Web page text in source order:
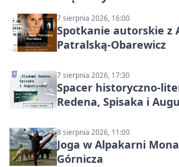
7 sierpnia 2026, 16:00
Spotkanie autorskie z
Patralską-Obarewicz
7 sierpnia 2026, 17:30
Spacer historyczno-
Redena, Spisaka i
8 sierpnia 2026, 11:00
Joga w Alpakarni
Górnicza